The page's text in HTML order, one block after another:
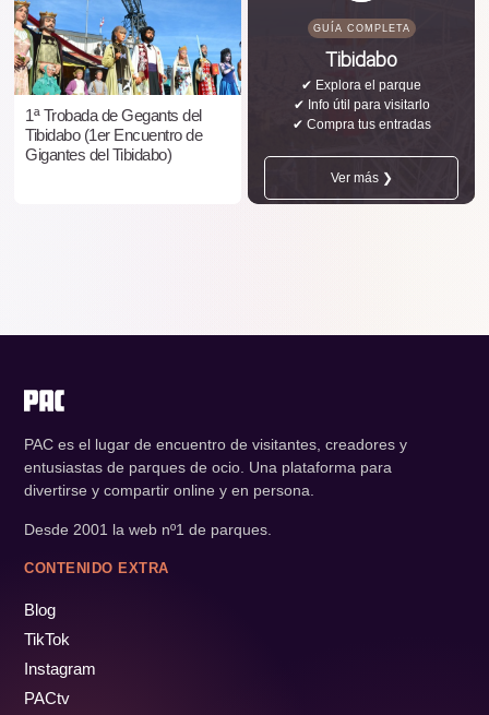
1ª Trobada de Gegants del
Tibidabo (1er Encuentro de
Gigantes del Tibidabo)
GUÍA COMPLETA
Tibidabo
✔ Explora el parque
✔ Info útil para visitarlo
✔ Compra tus entradas
Ver más ❯
PAC es el lugar de encuentro de visitantes, creadores y
entusiastas de parques de ocio. Una plataforma para
divertirse y compartir online y en persona.
Desde 2001 la web nº1 de parques.
CONTENIDO EXTRA
Blog
TikTok
Instagram
PACtv